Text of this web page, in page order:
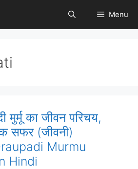
Menu
मुर्मू का जीवन परिचय,
सफर (जीवनी)
Murmu
Hindi